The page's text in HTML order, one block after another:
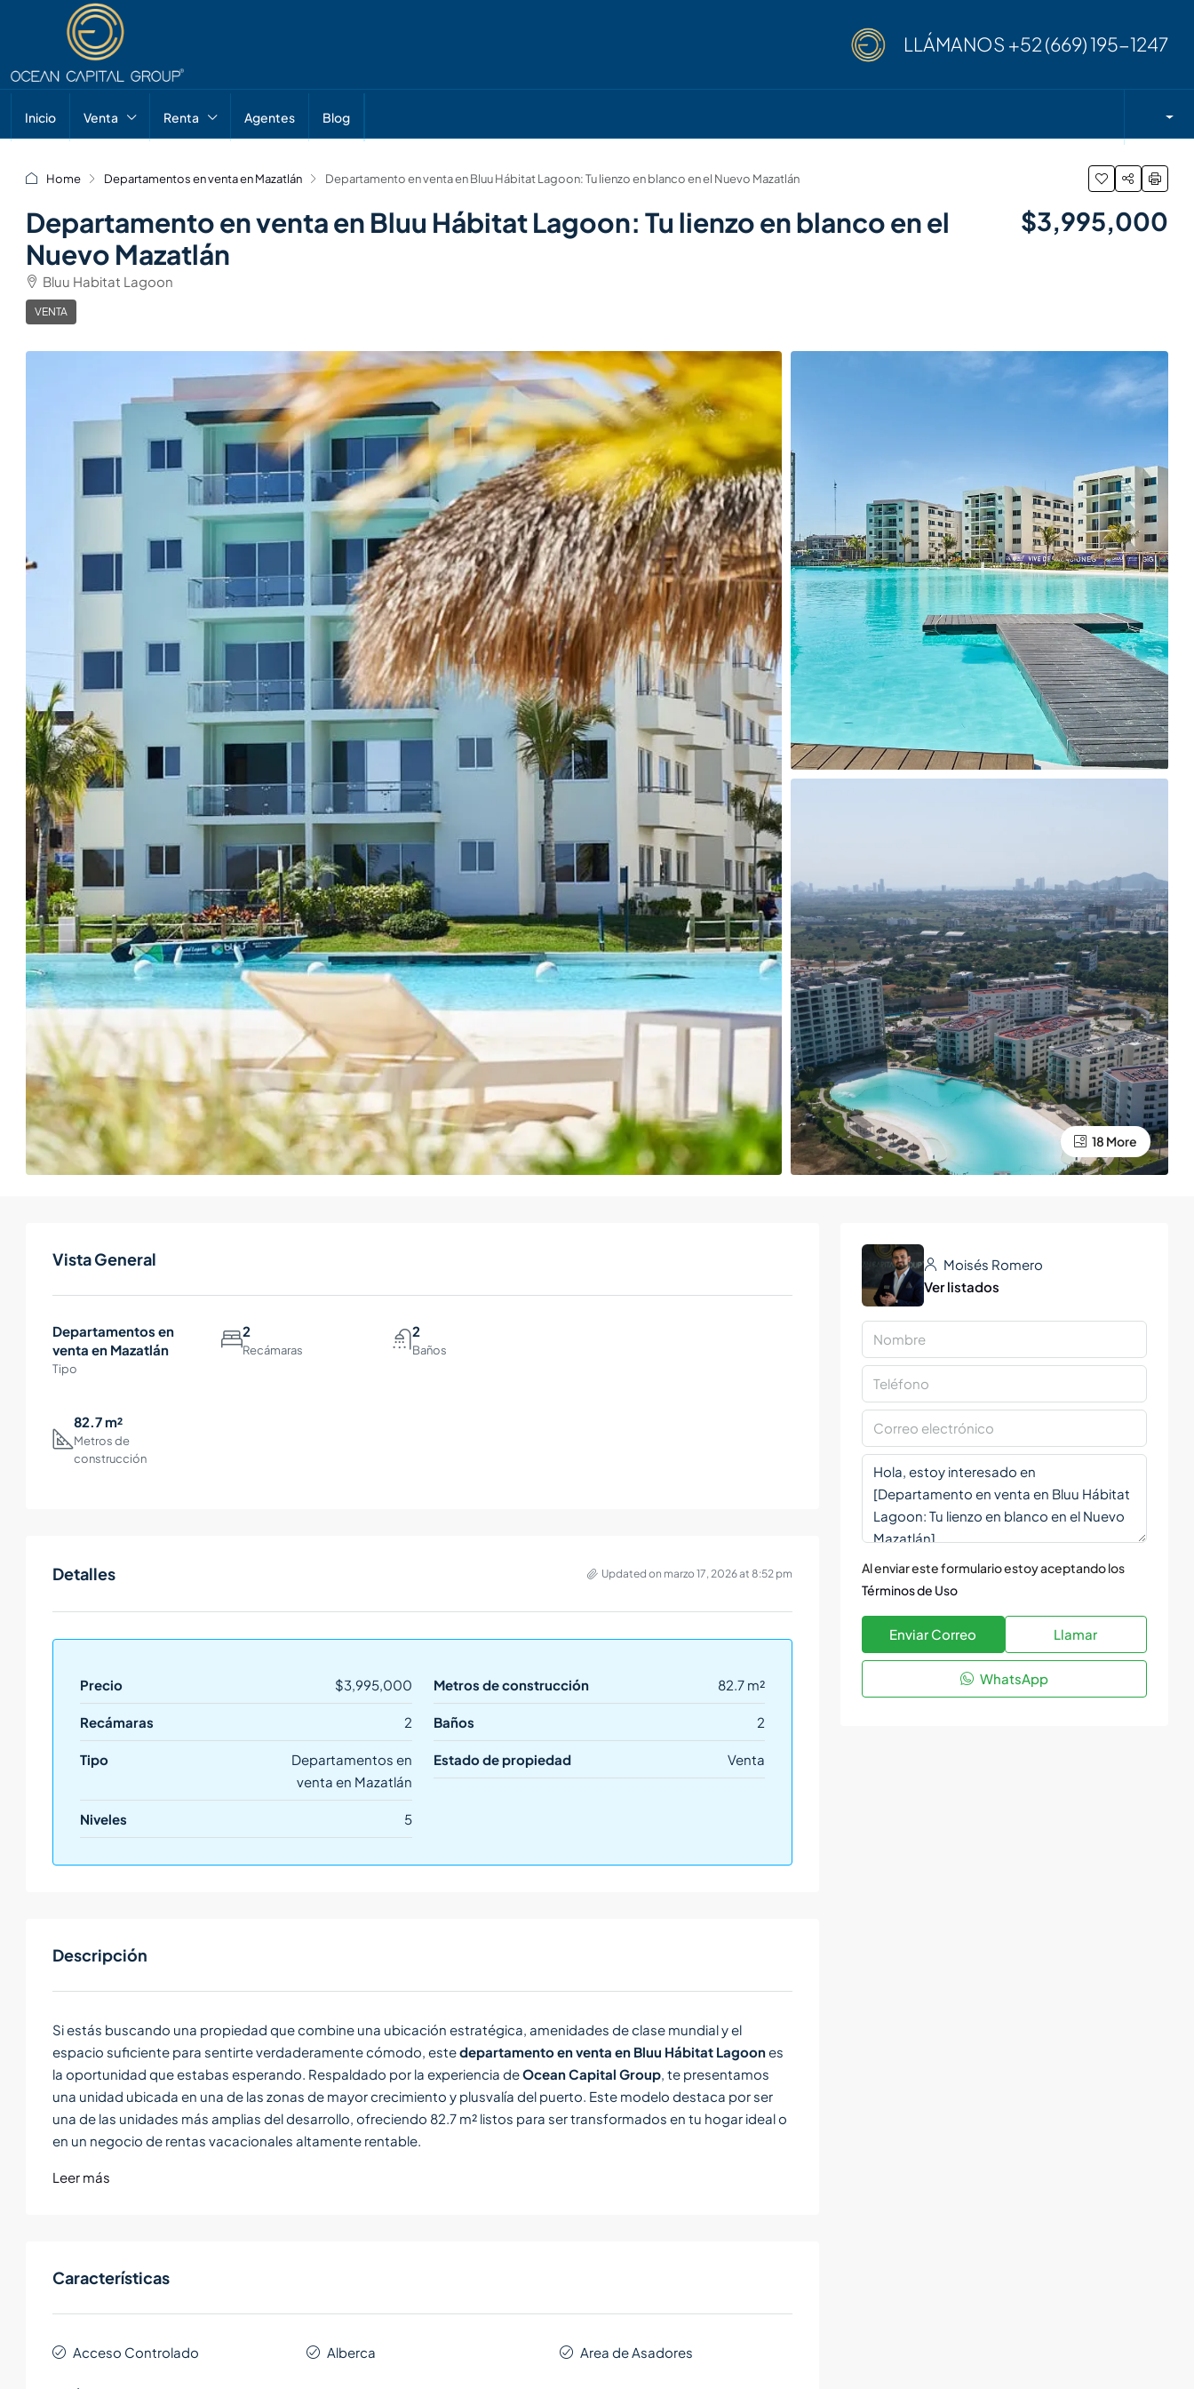
LLÁMANOS +52 (669) 195-1247
Inicio Venta Renta Agentes Blog
Home Departamentos en venta en Mazatlán Departamento en venta en Bluu Hábitat Lagoon: Tu lienzo en blanco en el Nuevo Mazatlán
Departamento en venta en Bluu Hábitat Lagoon: Tu lienzo en blanco en el
Nuevo Mazatlán
Bluu Habitat Lagoon
VENTA
$3,995,000
18 More
Vista General
Departamentos en
venta en Mazatlán
Tipo
2
Recámaras
2
Baños
82.7 m²
Metros de
construcción
Detalles Updated on marzo 17, 2026 at 8:52 pm
Precio $3,995,000 Metros de construcción 82.7 m²
Recámaras 2 Baños 2
Tipo
Departamentos en
venta en Mazatlán
Estado de propiedad Venta
Niveles 5
Descripción
Si estás buscando una propiedad que combine una ubicación estratégica, amenidades de clase mundial y el
espacio suficiente para sentirte verdaderamente cómodo, estedepartamento en venta en Bluu Hábitat Lagoones
la oportunidad que estabas esperando. Respaldado por la experiencia deOcean Capital Group, te presentamos
una unidad ubicada en una de las zonas de mayor crecimiento y plusvalía del puerto. Este modelo destaca por ser
una de las unidades más amplias del desarrollo, ofreciendo 82.7 m² listos para ser transformados en tu hogar ideal o
en un negocio de rentas vacacionales altamente rentable.
Leer más
Características
Acceso Controlado Alberca Area de Asadores
Moisés Romero
Ver listados
Al enviar este formulario estoy aceptando los
Términos de Uso
Enviar Correo Llamar
WhatsApp